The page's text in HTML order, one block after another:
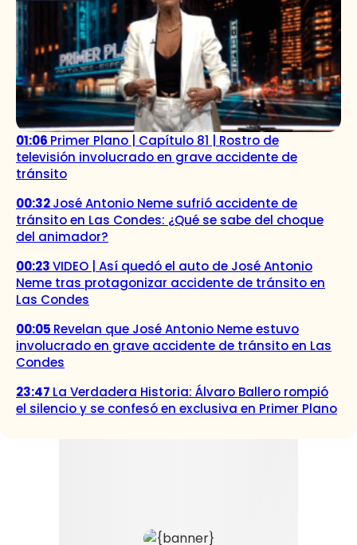
01:06 Primer Plano | Capítulo 81 | Rostro de
televisión involucrado en grave accidente de
tránsito
00:32José Antonio Neme sufrió accidente de
tránsito en Las Condes: ¿Qué se sabe del choque
del animador?
00:23VIDEO | Así quedó el auto de José Antonio
Neme tras protagonizar accidente de tránsito en
Las Condes
00:05 Revelan que José Antonio Neme estuvo
involucrado en grave accidente de tránsito en Las
Condes
23:47 La Verdadera Historia: Álvaro Ballero rompió
el silencio y se confesó en exclusiva en Primer Plano